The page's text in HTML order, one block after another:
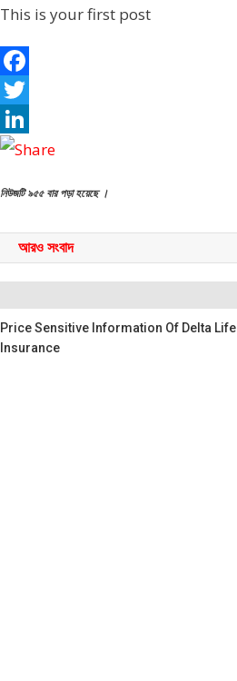
This is your first post
Facebook
Twitter
LinkedIn
নিউজটি ৯৫৫ বার পড়া হয়েছে ।
আরও সংবাদ
Price Sensitive Information Of Delta Life
Insurance